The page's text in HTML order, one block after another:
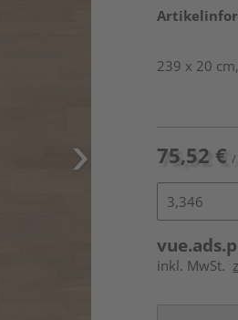
239 x 20
75,52 € /
inkl. MwSt.